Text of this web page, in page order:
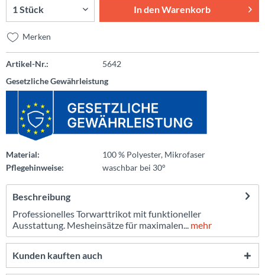
In denWarenkorb
Merken
Artikel-Nr.:
5642
Gesetzliche Gewährleistung
Material:
100 % Polyester, Mikrofaser
Pflegehinweise:
waschbar bei 30°
Beschreibung
Professionelles Torwarttrikot mit funktioneller
Ausstattung. Mesheinsätze für maximalen... mehr
Kunden kauften auch